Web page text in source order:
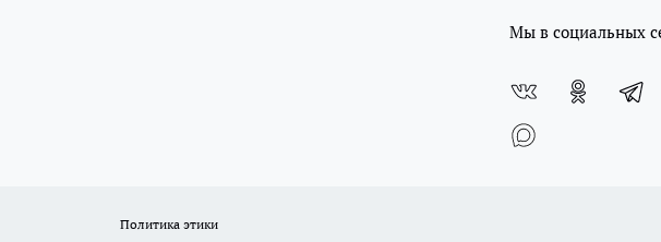
Мы в социальных
Политика этики